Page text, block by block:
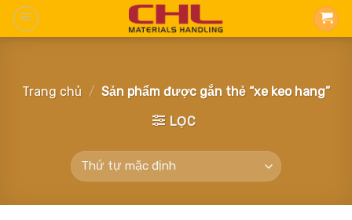
Skip
Trang chủ / Sản phẩm được gắn thẻ “xe keo hang”
LỌC